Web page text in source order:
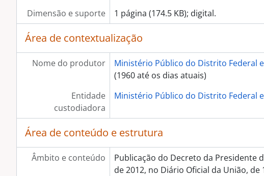
Dimensão e suporte
1 página (174.5 KB); digital.
Área de contextualização
Nome do produtor
Ministério Público do Distrito Federal
(1960 até os dias atuais)
Entidade
custodiadora
Ministério Público do Distrito Federal
Área de conteúdo e estrutura
Âmbito e conteúdo
Publicação do Decreto da Presidente
de 2012, no Diário Oficial da União,